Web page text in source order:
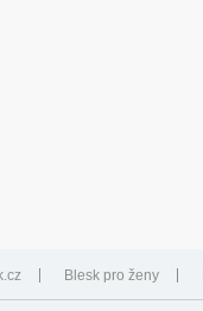
Blesk pro ženy